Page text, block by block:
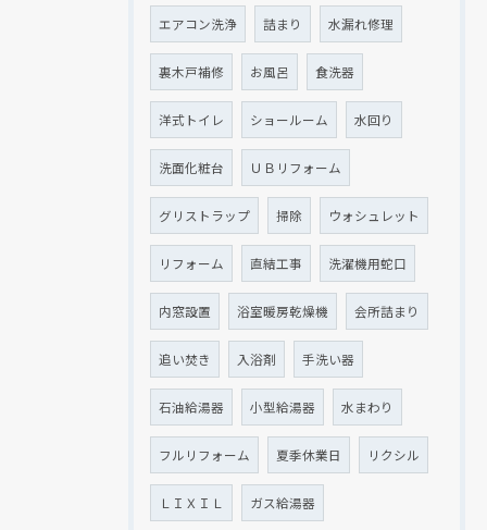
エアコン洗浄 詰まり 水漏れ修理
裏木戸補修 お風呂 食洗器
洋式トイレ ショールーム 水回り
洗面化粧台 ＵＢリフォーム
グリストラップ 掃除 ウォシュレット
リフォーム 直結工事 洗濯機用蛇口
内窓設置 浴室暖房乾燥機 会所詰まり
追い焚き 入浴剤 手洗い器
石油給湯器 小型給湯器 水まわり
フルリフォーム 夏季休業日 リクシル
ＬＩＸＩＬ ガス給湯器